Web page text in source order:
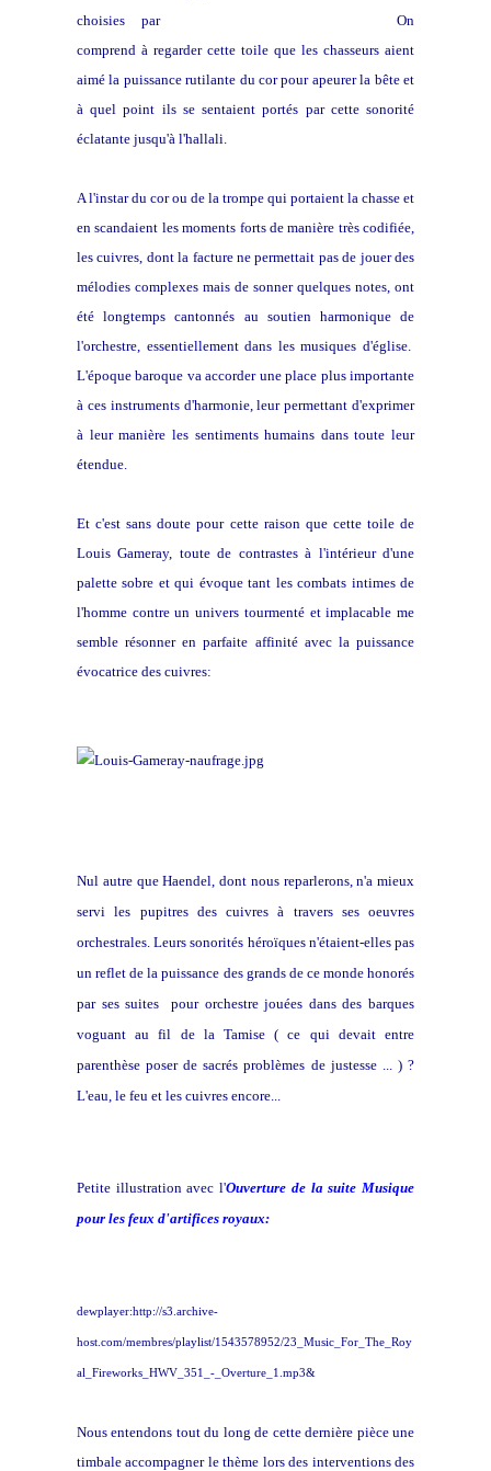
choisies par
On
comprend à regarder cette toile que les chasseurs aient
aimé la puissance rutilante du cor pour apeurer la bête et
à quel point ils se sentaient portés par cette sonorité
éclatante jusqu'à l'hallali.
A l'instar du cor ou de la trompe qui portaient la chasse et
en scandaient les moments forts de manière très codifiée,
les cuivres, dont la facture ne permettait pas de jouer des
mélodies complexes mais de sonner quelques notes, ont
été longtemps cantonnés au soutien harmonique de
l'orchestre, essentiellement dans les musiques d'église.
L'époque baroque va accorder une place plus importante
à ces instruments d'harmonie, leur permettant d'exprimer
à leur manière les sentiments humains dans toute leur
étendue.
Et c'est sans doute pour cette raison que cette toile de
Louis Gameray, toute de contrastes à l'intérieur d'une
palette sobre et qui évoque tant les combats intimes de
l'homme contre un univers tourmenté et implacable me
semble résonner en parfaite affinité avec la puissance
évocatrice des cuivres:
Nul autre que Haendel, dont nous reparlerons, n'a mieux
servi les pupitres des cuivres à travers ses oeuvres
orchestrales. Leurs sonorités héroïques n'étaient-elles pas
un reflet de la puissance des grands de ce monde honorés
par ses suites pour orchestre jouées dans des barques
voguant au fil de la Tamise ( ce qui devait entre
parenthèse poser de sacrés problèmes de justesse ... ) ?
L'eau, le feu et les cuivres encore...
Petite illustration avec l'Ouverture de la suite Musique
pour les feux d'artifices royaux:
dewplayer:http://s3.archive-
host.com/membres/playlist/1543578952/23_Music_For_The_Roy
al_Fireworks_HWV_351_-_Overture_1.mp3&
Nous entendons tout du long de cette dernière pièce une
timbale accompagner le thème lors des interventions des